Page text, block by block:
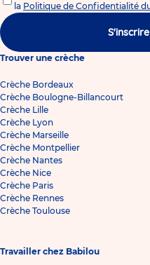
la Politique de Confidentialité
S'inscrire
Trouver une crèche
Crèche Bordeaux
Crèche Boulogne-Billancourt
Crèche Lille
Crèche Lyon
Crèche Marseille
Crèche Montpellier
Crèche Nantes
Crèche Nice
Crèche Paris
Crèche Rennes
Crèche Toulouse
Travailler chez Babilou